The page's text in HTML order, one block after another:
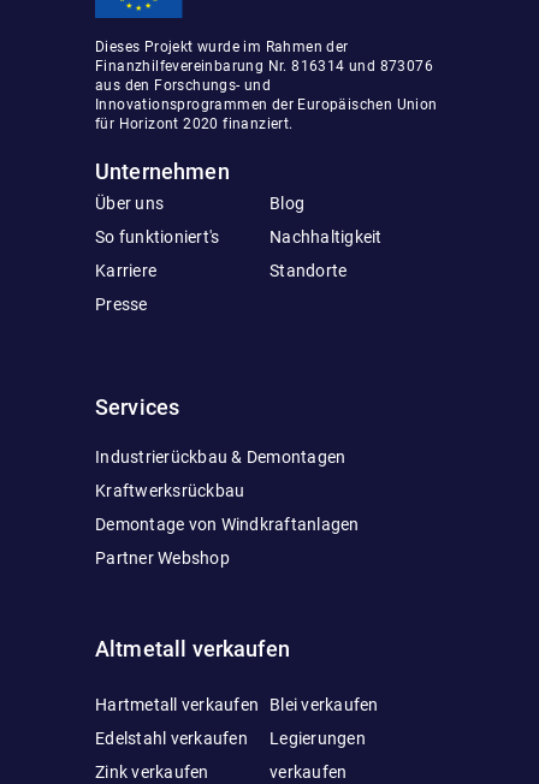
Dieses Projekt wurde im Rahmen der
Finanzhilfevereinbarung Nr. 816314 und 873076
aus den Forschungs- und
Innovationsprogrammen der Europäischen Union
für Horizont 2020 finanziert.
Unternehmen
Über uns
So funktioniert's
Karriere
Presse
Blog
Nachhaltigkeit
Standorte
Services
Industrierückbau & Demontagen
Kraftwerksrückbau
Demontage von Windkraftanlagen
Partner Webshop
Altmetall verkaufen
Hartmetall verkaufen
Edelstahl verkaufen
Zink verkaufen
Blei verkaufen
Legierungen
verkaufen